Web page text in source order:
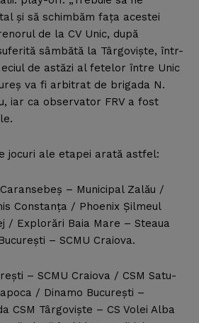
şi să schimbăm faţa acestei
de la CV Unic, după
sâmbătă la Târgovişte, într-
de astăzi al fetelor între Unic
va fi arbitrat de brigada N.
iar ca observator FRV a fost
jocuri ale etapei arată astfel:
– Municipal Zalău /
Constanţa / Phoenix Şilmeul
/ Explorări Baia Mare – Steaua
– SCMU Craiova.
– SCMU Craiova / CSM Satu-
/ Dinamo Bucureşti –
CSM Târgovişte – CS Volei Alba